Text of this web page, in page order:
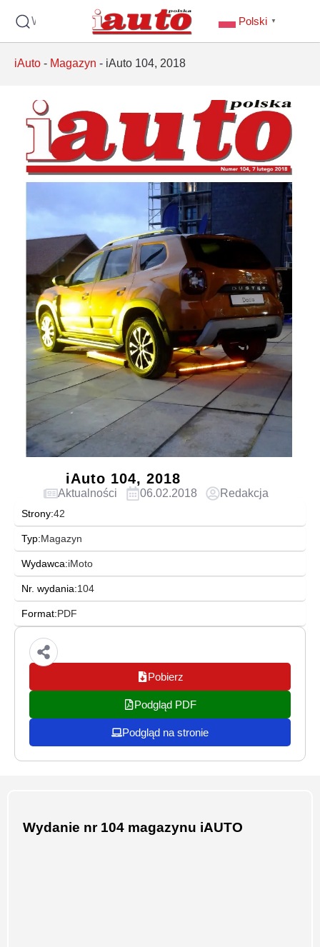
Wyszukaj Polski ▼
iAuto - Magazyn - iAuto 104, 2018
iAuto 104, 2018
Aktualności 06.02.2018 Redakcja
Strony:42
Typ:Magazyn
Wydawca:iMoto
Nr. wydania:104
Format:PDF
Pobierz
Podgląd PDF
Podgląd na stronie
Wydanie nr 104 magazynu iAUTO